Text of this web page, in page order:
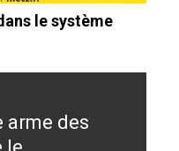
le système
arme des